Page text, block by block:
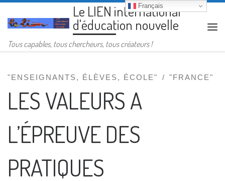
Passer au contenuLe LIEN international
d'éducation nouvelle
Tous capables, tous chercheurs, tous créateurs !
"ENSEIGNANTS, ÉLÈVES, ÉCOLE" "FRANCE"
LES VALEURS A
L’ÉPREUVE DES
PRATIQUES
Français